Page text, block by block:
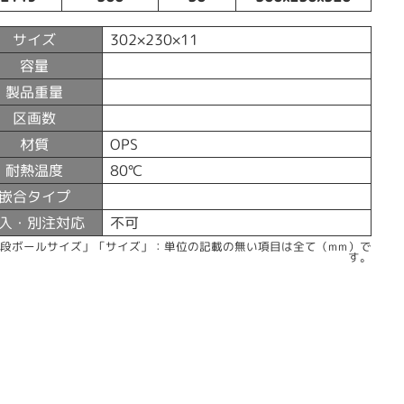
サイズ 302×230×11
容量
製品重量
区画数
材質 OPS
耐熱温度 80℃
合タイプ
・別注対応 不可
ボールサイズ」「サイズ」：単位の記載の無い項目は全て（mm）で
す。